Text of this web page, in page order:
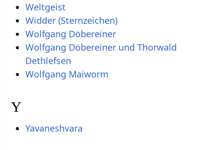
Weltgeist
Widder (Sternzeichen)
Wolfgang Döbereiner
Wolfgang Döbereiner und Thorwald
Dethlefsen
Wolfgang Maiworm
Y
Yavaneshvara